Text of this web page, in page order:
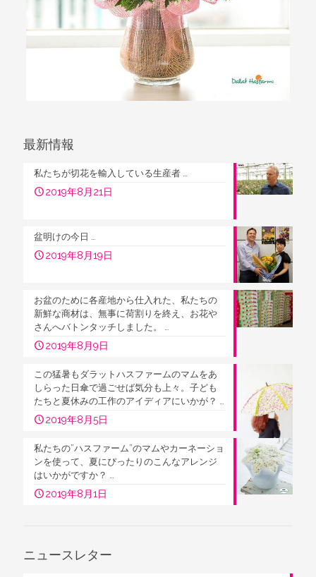
最新情報
私たちが切花を輸入している生産者 …
2019年8月21日
盆明けの今日 …
2019年8月19日
お盆のために各産地から仕入れた、私たちの
新鮮な商材は、無事に荷割りを終え、お花や
さんへバトンタッチしました。 …
2019年8月9日
この猛暑もダラットハスファームのマムをあ
しらった日傘で過ごせば気分も上々。子ども
たちと夏休みの工作のアイディアにいかが？ …
2019年8月5日
私たちの”ハスファーム”のマムやカーネーショ
ンを使って、夏にぴったりのこんなアレンジ
はいかがですか？ …
2019年8月1日
ニュースレター